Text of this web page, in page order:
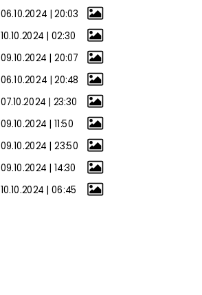
06.10.2024 | 20:03
10.10.2024 | 02:30
09.10.2024 | 20:07
06.10.2024 | 20:48
07.10.2024 | 23:30
09.10.2024 | 11:50
09.10.2024 | 23:50
09.10.2024 | 14:30
10.10.2024 | 06:45